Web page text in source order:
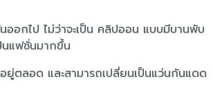
อกไป ไม่ว่าจะเป็น คลิปออน แบบมีบานพับ
แฟชั่นมากขึ้น
ยู่ตลอด และสามารถเปลี่ยนเป็นแว่นกันแดด